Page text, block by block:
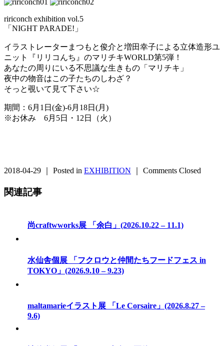
ririconch exhibition vol.5
「NIGHT PARADE!」
イラストレーターまつもと俊介と増田幸子による立体造形ユ
ニット『リリコんち』のマリチキWORLD第5弾！
あなたの周りにいる不思議な生きもの「マリチキ」
夜中の物音はこの子たちのしわざ？
そっと覗いて見て下さい☆
期間：6月1日(金)-6月18日(月)
※お休み 6月5日・12日（火）
2018-04-29 ｜ Posted in EXHIBITION Comments Closed
関連記事
尚craftwworks展 「余白」(2026.10.22 – 11.1)
水仙舎個展 「フクロウと仲間たちフードフェス in
TOKYO」(2026.9.10 – 9.23)
maltamarieイラスト展 「Le Corsaire」(2026.8.27 –
9.6)